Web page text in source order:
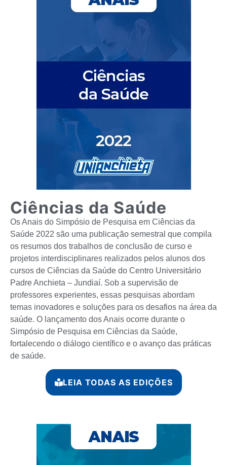
Ciências da Saúde
Os Anais do Simpósio de Pesquisa em Ciências da
Saúde 2022 são uma publicação semestral que compila
os resumos dos trabalhos de conclusão de curso e
projetos interdisciplinares realizados pelos alunos dos
cursos de Ciências da Saúde do Centro Universitário
Padre Anchieta – Jundiaí. Sob a supervisão de
professores experientes, essas pesquisas abordam
temas inovadores e soluções para os desafios na área da
saúde. O lançamento dos Anais ocorre durante o
Simpósio de Pesquisa em Ciências da Saúde,
fortalecendo o diálogo científico e o avanço das práticas
de saúde.
LEIA TODAS AS EDIÇÕES